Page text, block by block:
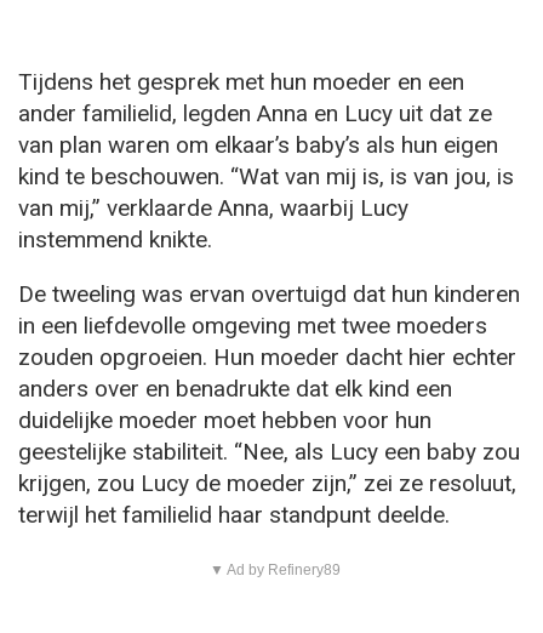
Tijdens het gesprek met hun moeder en een
ander familielid, legden Anna en Lucy uit dat ze
van plan waren om elkaar’s baby’s als hun eigen
kind te beschouwen. “Wat van mij is, is van jou, is
van mij,” verklaarde Anna, waarbij Lucy
instemmend knikte.
De tweeling was ervan overtuigd dat hun kinderen
in een liefdevolle omgeving met twee moeders
zouden opgroeien. Hun moeder dacht hier echter
anders over en benadrukte dat elk kind een
duidelijke moeder moet hebben voor hun
geestelijke stabiliteit. “Nee, als Lucy een baby zou
krijgen, zou Lucy de moeder zijn,” zei ze resoluut,
terwijl het familielid haar standpunt deelde.
▼ Ad by Refinery89